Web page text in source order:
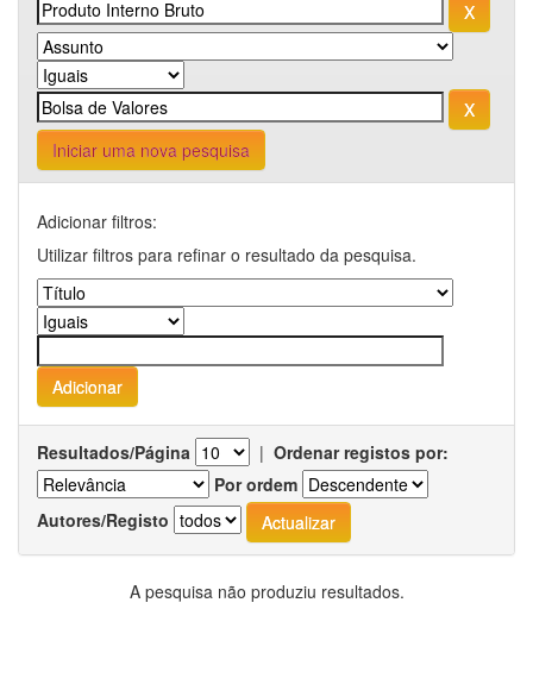
Iniciar uma nova pesquisa
Adicionar filtros:
Utilizar filtros para refinar o resultado da pesquisa.
Resultados/Página | Ordenar registos por:
Por ordem
Autores/Registo
A pesquisa não produziu resultados.